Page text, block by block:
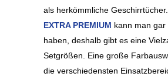
als herkömmliche
EXTRA PREMIUM kann man gar
haben, deshalb gibt es eine
Setgrößen. Eine große
die verschiedensten